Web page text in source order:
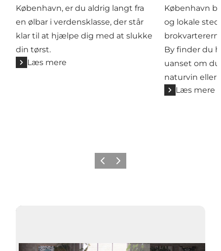
København, er du aldrig langt fra
en ølbar i verdensklasse, der står
klar til at hjælpe dig med at slukke
din tørst.
Læs mere
København
og lokale
By finder du
uanset om
naturvin eller
Læs mere
ForrigeNæste
Afspil video